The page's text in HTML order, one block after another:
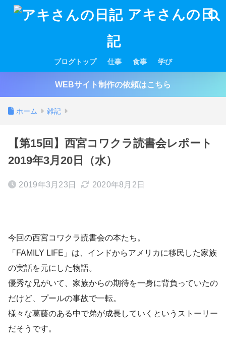
アキさんの日
記
ブログトップ 仕事 食事 学び
WEBサイト制作の依頼はこちら
ホーム 雑記
【第15回】西宮コワクラ読書会レポート
2019年3月20日（水）
2019年3月23日 2020年8月2日
今回の西宮コワクラ読書会の本たち。
「FAMILY LIFE」は、インドからアメリカに移民した家族
の実話を元にした物語。
優秀な兄がいて、家族からの期待を一身に背負っていたの
だけど、プールの事故で一転。
様々な葛藤のある中で弟が成長していくというストーリー
だそうです。